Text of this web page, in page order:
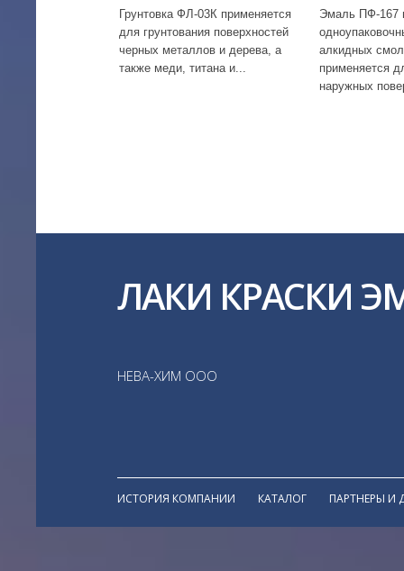
Грунтовка ФЛ-03К применяется
для грунтования поверхностей
черных металлов и дерева, а
также меди, титана и...
Эмаль ПФ-167
алкидных
применяется
наружных
ЛАКИ КРАСКИ
НЕВА-ХИМ ООО
ИСТОРИЯ КОМПАНИИ КАТАЛОГ ПАРТНЕРЫ И